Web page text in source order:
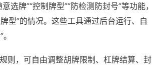
牌”“控制牌型”“防检测防封号”等功能，
型”的情况。这些工具通过后台运行、自
则，可自由调整胡牌限制、杠牌结算、封